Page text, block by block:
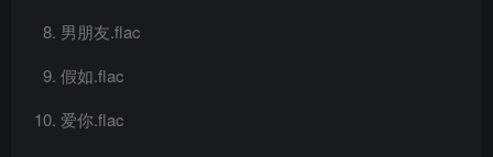
男朋友.flac
假如.flac
爱你.flac